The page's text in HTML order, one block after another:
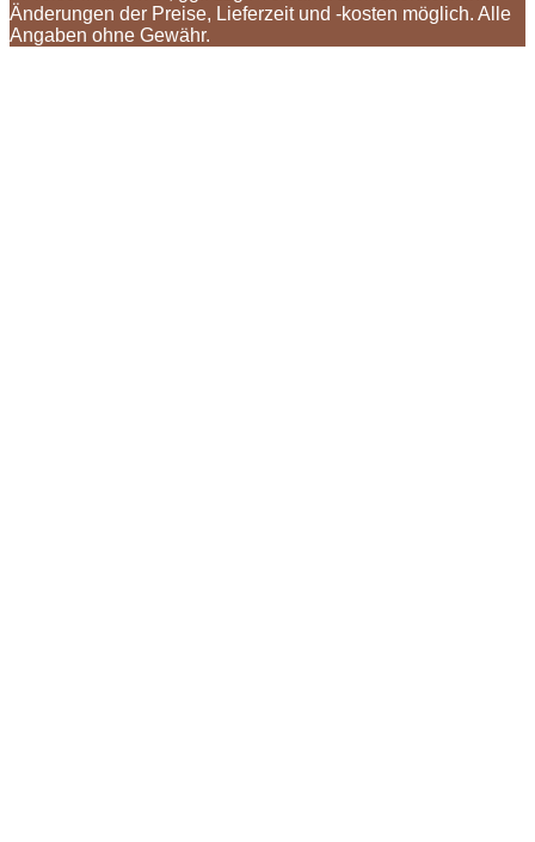
Änderungen der Preise, Lieferzeit und -kosten möglich. Alle
Angaben ohne Gewähr.